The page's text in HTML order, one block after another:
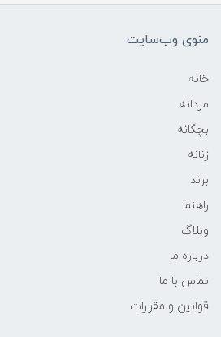
منوی وب‌سایت
خانه
مردانه
بچگانه
زنانه
برند
راهنما
وبلاگ
درباره ما
تماس با ما
قوانین و مقررات